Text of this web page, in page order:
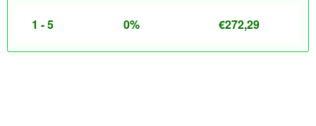
1 - 5 0% €272,29